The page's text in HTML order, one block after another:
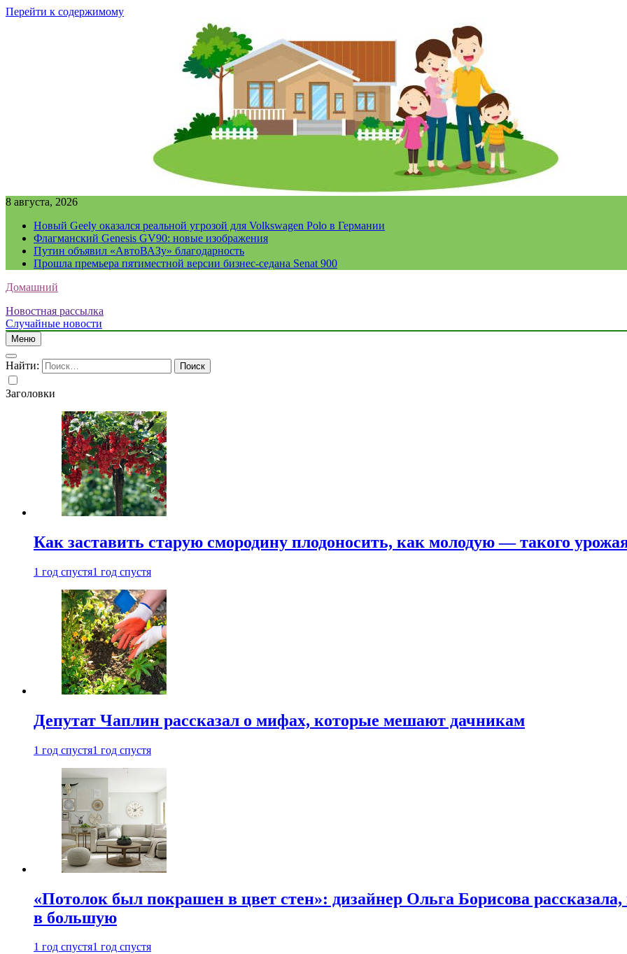
Перейти к содержимому
8 августа, 2026
Новый Geely оказался реальной угрозой для Volkswagen Polo в Германии
Флагманский Genesis GV90: новые изображения
Путин объявил «АвтоВАЗу» благодарность
Прошла премьера пятиместной версии бизнес-седана Senat 900
Домашний
Новостная рассылка
Случайные новости
Меню
Найти:
Заголовки
Как заставить старую смородину плодоносить, как молодую — такого
1 год спустя1 год спустя
Депутат Чаплин рассказал о мифах, которые мешают дачникам
1 год спустя1 год спустя
«Потолок был покрашен в цвет стен»: дизайнер Ольга Борисова
в большую
1 год спустя1 год спустя